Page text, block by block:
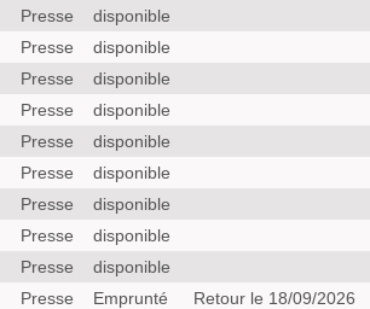
Presse
disponible
Presse
disponible
Presse
disponible
Presse
disponible
Presse
disponible
Presse
disponible
Presse
disponible
Presse
disponible
Presse
disponible
Presse Emprunté
Retour le 18/09/2026